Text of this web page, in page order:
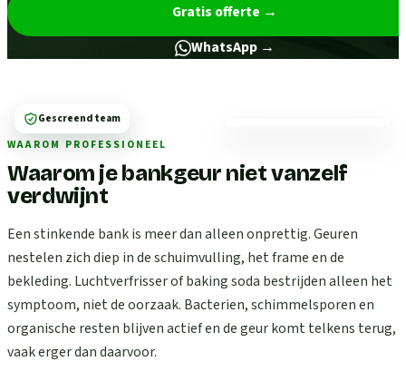
Gratis offerte →
WhatsApp →
WAAROM PROFESSIONEEL
Waarom je bankgeur niet vanzelf
verdwijnt
Een stinkende bank is meer dan alleen onprettig. Geuren
nestelen zich diep in de schuimvulling, het frame en de
bekleding. Luchtverfrisser of baking soda bestrijden alleen het
symptoom, niet de oorzaak. Bacterien, schimmelsporen en
organische resten blijven actief en de geur komt telkens terug,
vaak erger dan daarvoor.
Gescreend team